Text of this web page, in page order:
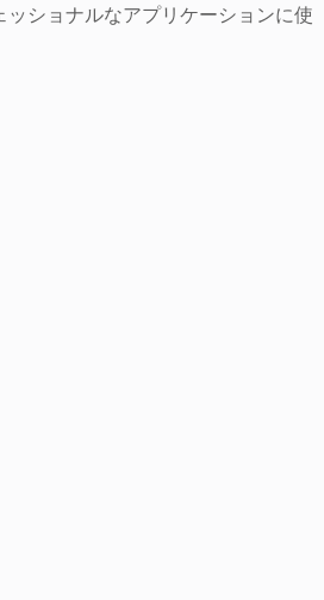
ショナルなアプリケーションに使